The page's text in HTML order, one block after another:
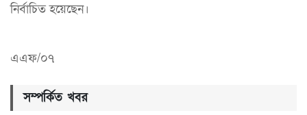
নির্বাচিত হয়েছেন।
এএফ/০৭
সম্পর্কিত খবর